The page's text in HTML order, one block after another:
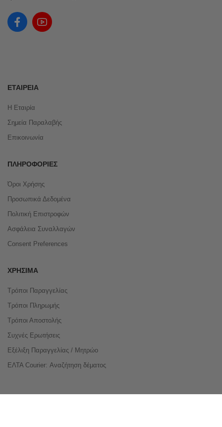
ΕΤΑΙΡΕΊΑ
Η Εταιρία
Σημεία Παραλαβής
Επικοινωνία
ΠΛΗΡΟΦΟΡΊΕΣ
Όροι Χρήσης
Προσωπικά Δεδομένα
Πολιτική Επιστροφών
Ασφάλεια Συναλλαγών
Consent Preferences
ΧΡΉΣΙΜΑ
Τρόποι Παραγγελίας
Τρόποι Πληρωμής
Τρόποι Αποστολής
Συχνές Ερωτήσεις
Εξέλιξη Παραγγελίας / Μητρώο
ΕΛΤΑ Courier: Αναζήτηση δέματος